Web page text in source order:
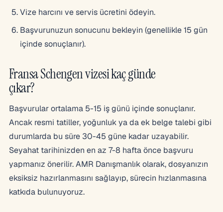
Vize harcını ve servis ücretini ödeyin.
Başvurunuzun sonucunu bekleyin (genellikle 15 gün
içinde sonuçlanır).
Fransa Schengen vizesi kaç günde
çıkar?
Başvurular ortalama 5-15 iş günü içinde sonuçlanır.
Ancak resmi tatiller, yoğunluk ya da ek belge talebi gibi
durumlarda bu süre 30-45 güne kadar uzayabilir.
Seyahat tarihinizden en az 7-8 hafta önce başvuru
yapmanız önerilir. AMR Danışmanlık olarak, dosyanızın
eksiksiz hazırlanmasını sağlayıp, sürecin hızlanmasına
katkıda bulunuyoruz.